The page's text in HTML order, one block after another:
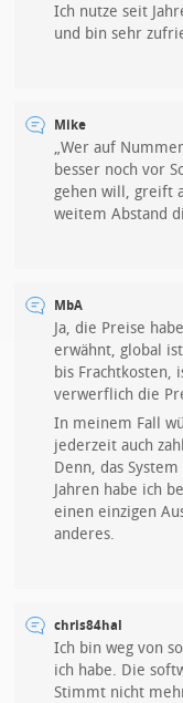
Ich nutze seit
und bin sehr
Mike
„Wer auf
besser noch vor
gehen will, greift
weitem Abstand
MbA
Ja, die Preise
erwähnt, global
bis Frachtkosten,
verwerflich die
In meinem Fall
jederzeit auch
Denn, das
Jahren habe ich
einen einzigen
anderes.
chris84hal
Ich bin weg von
ich habe. Die
Stimmt nicht